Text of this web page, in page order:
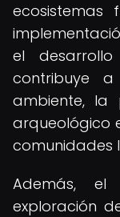
ecosistemas
el
contribuye
ambiente, la
arqueológico
comunidades
Además,
exploración